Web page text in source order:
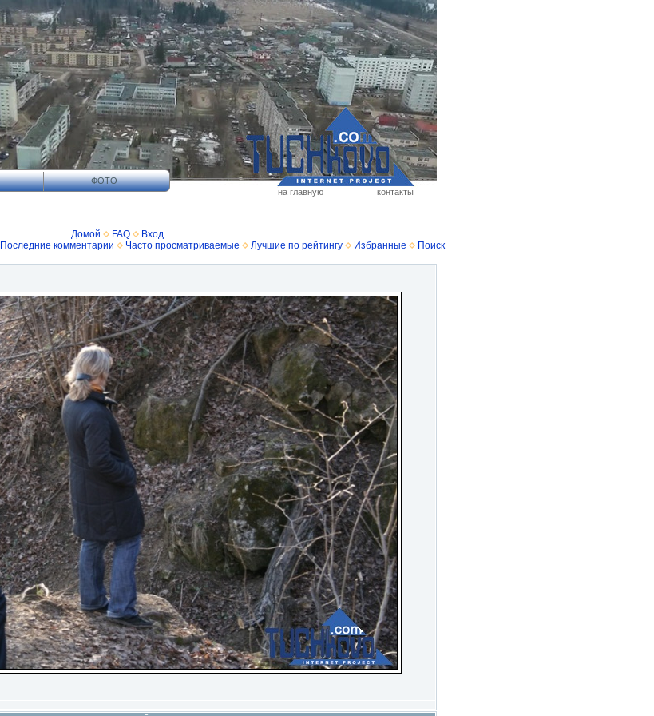
ФОТО
на главную
контакты
Домой FAQ
Вход
Последние комментарии Часто просматриваемые Лучшие по рейтингу Избранные Поиск